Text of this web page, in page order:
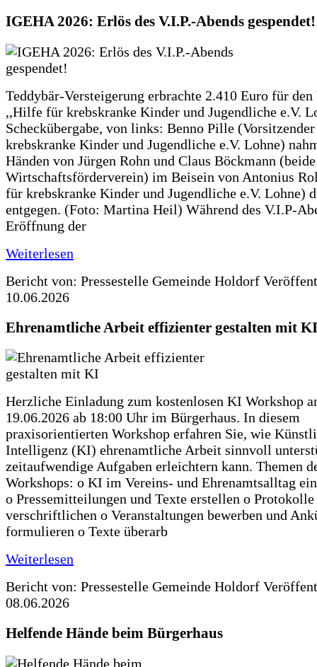
IGEHA 2026: Erlös des V.I.P.-Abends gespendet!
Teddybär-Versteigerung erbrachte 2.410 Euro für den
,,Hilfe für krebskranke Kinder und Jugendliche e.V.
Scheckübergabe, von links: Benno Pille
krebskranke Kinder und Jugendliche e.V. Lohne)
Händen von Jürgen Rohn und Claus Böckmann
Wirtschaftsförderverein) im Beisein von Antonius
für krebskranke Kinder und Jugendliche e.V. Lohne)
entgegen. (Foto: Martina Heil) Während des V.I.P-
Eröffnung der
Weiterlesen
Bericht von: Pressestelle Gemeinde Holdorf
10.06.2026
Ehrenamtliche Arbeit effizienter gestalten mit KI
Herzliche Einladung zum kostenlosen KI Workshop
19.06.2026 ab 18:00 Uhr im Bürgerhaus. In diesem
praxisorientierten Workshop erfahren Sie, wie
Intelligenz (KI) ehrenamtliche Arbeit sinnvoll
zeitaufwendige Aufgaben erleichtern kann. Themen
Workshops: o KI im Vereins- und Ehrenamtsalltag
o Pressemitteilungen und Texte erstellen o
verschriftlichen o Veranstaltungen bewerben und
formulieren o Texte überarb
Weiterlesen
Bericht von: Pressestelle Gemeinde Holdorf
08.06.2026
Helfende Hände beim Bürgerhaus